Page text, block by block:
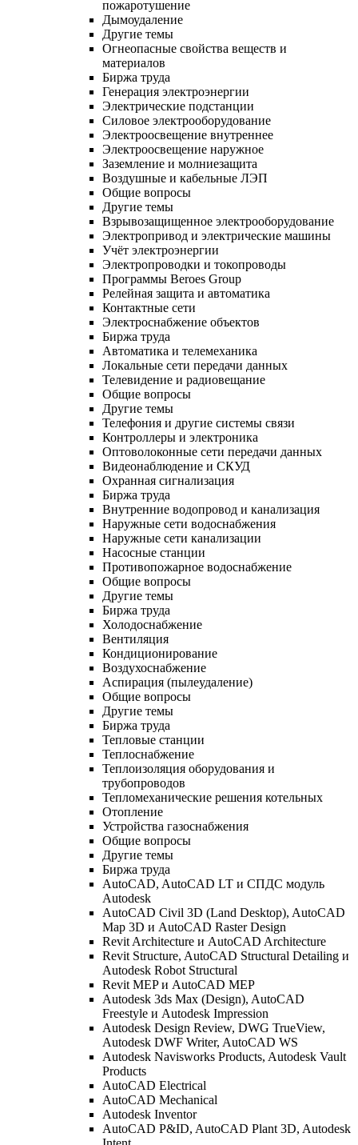
пожаротушение
Дымоудаление
Другие темы
Огнеопасные свойства веществ и
материалов
Биржа труда
Генерация электроэнергии
Электрические подстанции
Силовое электрооборудование
Электроосвещение внутреннее
Электроосвещение наружное
Заземление и молниезащита
Воздушные и кабельные ЛЭП
Общие вопросы
Другие темы
Взрывозащищенное электрооборудование
Электропривод и электрические машины
Учёт электроэнергии
Электропроводки и токопроводы
Программы Beroes Group
Релейная защита и автоматика
Контактные сети
Электроснабжение объектов
Биржа труда
Автоматика и телемеханика
Локальные сети передачи данных
Телевидение и радиовещание
Общие вопросы
Другие темы
Телефония и другие системы связи
Контроллеры и электроника
Оптоволоконные сети передачи данных
Видеонаблюдение и СКУД
Охранная сигнализация
Биржа труда
Внутренние водопровод и канализация
Наружные сети водоснабжения
Наружные сети канализации
Насосные станции
Противопожарное водоснабжение
Общие вопросы
Другие темы
Биржа труда
Холодоснабжение
Вентиляция
Кондиционирование
Воздухоснабжение
Аспирация (пылеудаление)
Общие вопросы
Другие темы
Биржа труда
Тепловые станции
Теплоснабжение
Теплоизоляция оборудования и
трубопроводов
Тепломеханические решения котельных
Отопление
Устройства газоснабжения
Общие вопросы
Другие темы
Биржа труда
AutoCAD, AutoCAD LT и СПДС модуль
Autodesk
AutoCAD Civil 3D (Land Desktop), AutoCAD
Map 3D и AutoCAD Raster Design
Revit Architecture и AutoCAD Architecture
Revit Structure, AutoCAD Structural Detailing и
Autodesk Robot Structural
Revit MEP и AutoCAD MEP
Autodesk 3ds Max (Design), AutoCAD
Freestyle и Autodesk Impression
Autodesk Design Review, DWG TrueView,
Autodesk DWF Writer, AutoCAD WS
Autodesk Navisworks Products, Autodesk Vault
Products
AutoCAD Electrical
AutoCAD Mechanical
Autodesk Inventor
AutoCAD P&ID, AutoCAD Plant 3D, Autodesk